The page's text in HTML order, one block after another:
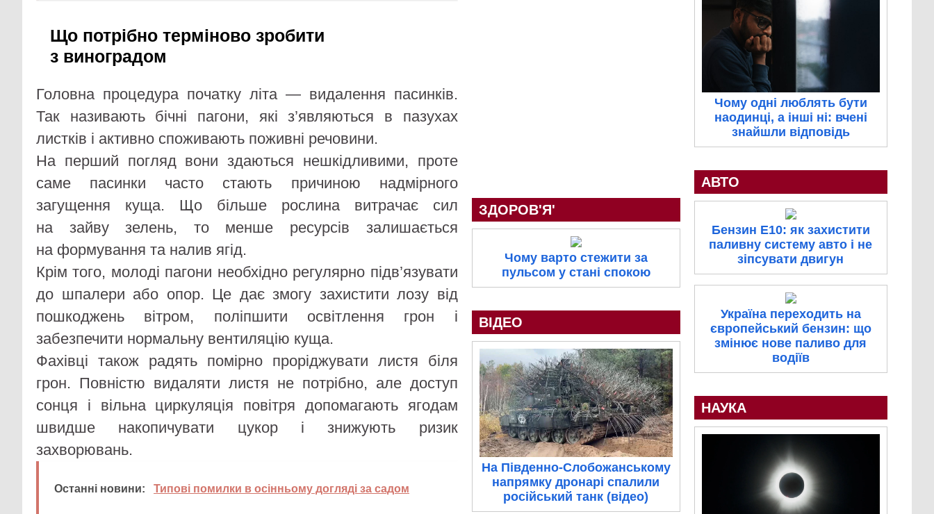
Що потрібно терміново зробити
з виноградом
Головна процедура початку літа — видалення пасинків.
Так називають бічні пагони, які з’являються в пазухах
листків і активно споживають поживні речовини.
На перший погляд вони здаються нешкідливими, проте
саме пасинки часто стають причиною надмірного
загущення куща. Що більше рослина витрачає сил
на зайву зелень, то менше ресурсів залишається
на формування та налив ягід.
Крім того, молоді пагони необхідно регулярно підв’язувати
до шпалери або опор. Це дає змогу захистити лозу від
пошкоджень вітром, поліпшити освітлення грон і
забезпечити нормальну вентиляцію куща.
Фахівці також радять помірно проріджувати листя біля
грон. Повністю видаляти листя не потрібно, але доступ
сонця і вільна циркуляція повітря допомагають ягодам
швидше накопичувати цукор і знижують ризик
захворювань.
Останні новини: Типові помилки в осінньому догляді за садом
ЗДОРОВ'Я'
Чому варто стежити за
пульсом у стані спокою
ВІДЕО
На Південно-Слобожанському
напрямку дронарі спалили
російський танк (відео)
Чому одні люблять бути
наодинці, а інші ні: вчені
знайшли відповідь
АВТО
Бензин E10: як захистити
паливну систему авто і не
зіпсувати двигун
Україна переходить на
європейський бензин: що
змінює нове паливо для
водіїв
НАУКА